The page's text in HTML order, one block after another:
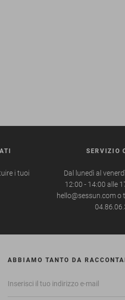
i tuoi
SERVIZIO
Dal lunedì al
12:00 - 14:00 alle
hello@sessun.com o
ABBIAMO TANTO DA